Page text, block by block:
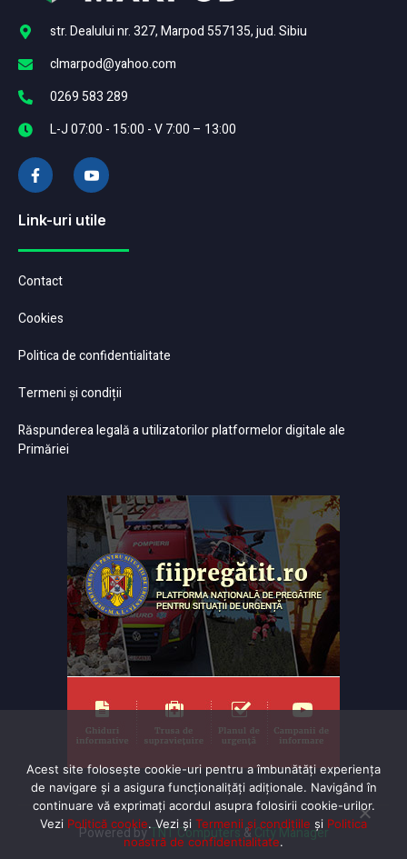
str. Dealului nr. 327, Marpod 557135, jud. Sibiu
clmarpod@yahoo.com
0269 583 289
L-J 07:00 - 15:00 - V 7:00 – 13:00
Link-uri utile
Contact
Cookies
Politica de confidentialitate
Termeni și condiții
Răspunderea legală a utilizatorilor platformelor digitale ale
Primăriei
Powered byTNT Computers&City Manager
Acest site folosește cookie-uri pentru a îmbunătăți experiența
de navigare și a asigura funcționalițăți adiționale. Navigând în
continuare vă exprimaţi acordul asupra folosirii cookie-urilor.
Vezi Politică cookie. Vezi și Termenii și condițiile și Politica
noastră de confidentialitate.